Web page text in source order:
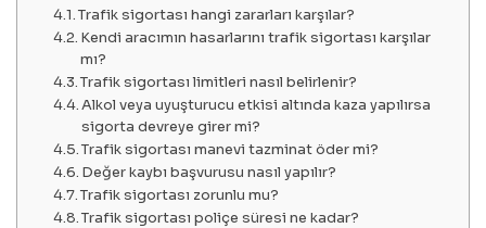
Trafik sigortası hangi zararları karşılar?
Kendi aracımın hasarlarını trafik sigortası karşılar
mı?
Trafik sigortası limitleri nasıl belirlenir?
Alkol veya uyuşturucu etkisi altında kaza yapılırsa
sigorta devreye girer mi?
Trafik sigortası manevi tazminat öder mi?
Değer kaybı başvurusu nasıl yapılır?
Trafik sigortası zorunlu mu?
Trafik sigortası poliçe süresi ne kadar?